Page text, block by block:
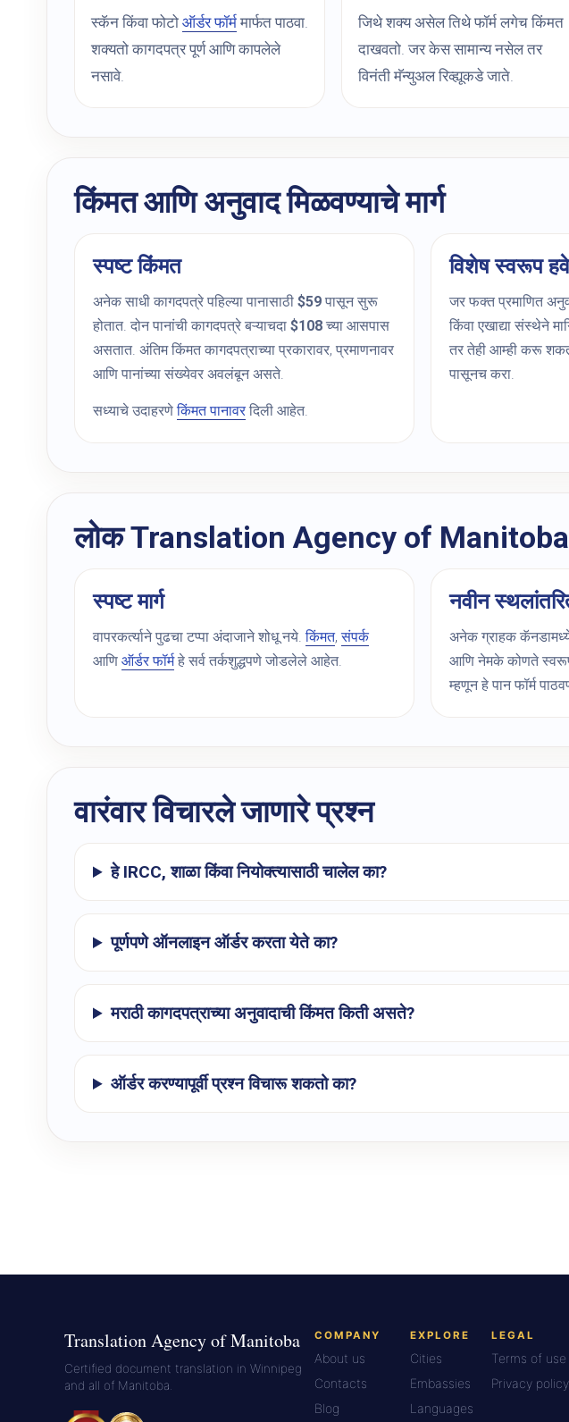
स्कॅन किंवा फोटो ऑर्डर फॉर्ममार्फत पाठवा.
शक्यतो कागदपत्र पूर्ण आणि कापलेले
नसावे.
जिथे शक्य असेल तिथे फॉर्म लगेच किंमत
दाखवतो. जर केस सामान्य नसेल तर
विनंती मॅन्युअल रिव्ह्यूकडे जाते.
किंमत आणि अनुवाद मिळवण्याचे मार्ग
स्पष्ट किंमत
अनेक साधी कागदपत्रे पहिल्या पानासाठी $59 पासून सुरू
होतात. दोन पानांची कागदपत्रे बऱ्याचदा $108 च्या आसपास
असतात. अंतिम किंमत कागदपत्राच्या प्रकारावर, प्रमाणनावर
आणि पानांच्या संख्येवर अवलंबून असते.
सध्याचे उदाहरणेकिंमत पानावर दिली आहेत.
विशेष स्वरूप
जर फक्त प्रमाणित
किंवा एखाद्या संस्थेने
तर तेही आम्ही करू
पासूनच करा.
लोक Translation Agency of Manitoba
स्पष्ट मार्ग
वापरकर्त्याने पुढचा टप्पा अंदाजाने शोधू नये.किंमत,संपर्क
आणि ऑर्डर फॉर्महे सर्व तर्कशुद्धपणे जोडलेले आहेत.
नवीन
अनेक ग्राहक
आणि नेमके कोणते
म्हणून हे पान फॉर्म
वारंवार विचारले जाणारे प्रश्न
हे IRCC, शाळा किंवा नियोक्त्यासाठी चालेल का?
पूर्णपणे ऑनलाइन ऑर्डर करता येते का?
मराठी कागदपत्राच्या अनुवादाची किंमत किती असते?
ऑर्डर करण्यापूर्वी प्रश्न विचारू शकतो का?
Translation Agency of Manitoba
Certified document translation in Winnipeg
and all of Manitoba.
COMPANY
About us
Contacts
Blog
EXPLORE
Cities
Embassies
Languages
LEGAL
Terms of use
Privacy policy